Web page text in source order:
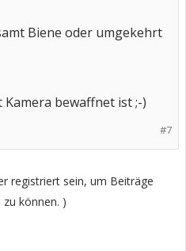
Biene oder umgekehrt
bewaffnet ist ;-)
#7
registriert sein, um Beiträge
können. )